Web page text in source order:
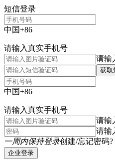
短信登录
中国+86
请输入真实手机号
请输
获取
中国+86
请输入真实手机号
请输
请输
一周内保持登录创建/忘记密码?
企业登录